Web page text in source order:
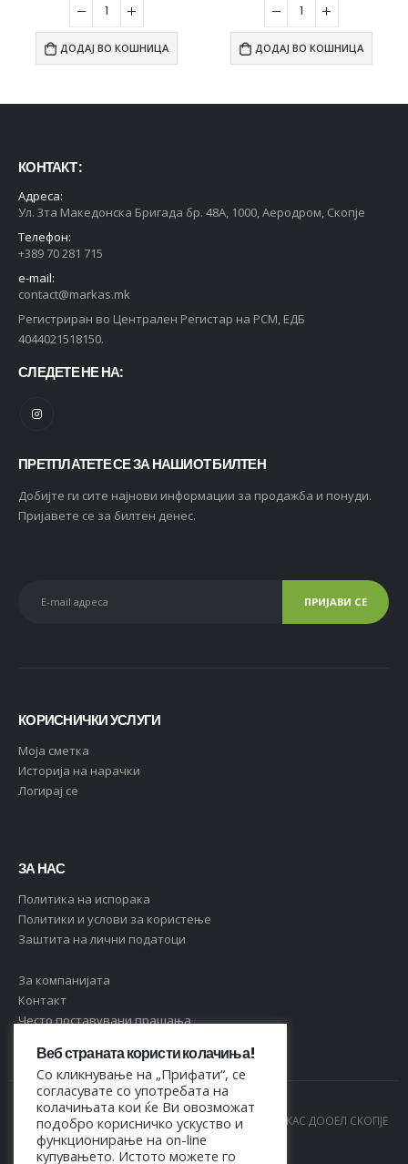
ДОДАЈ ВО КОШНИЦА ДОДАЈ ВО КОШНИЦА
КОНТАКТ :
Адреса:
Ул. 3та Македонска Бригада бр. 48А, 1000, Аеродром, Скопје
Телефон:
+389 70 281 715
e-mail:
contact@markas.mk
Регистриран во Централен Регистар на РСМ, ЕДБ
4044021518150.
СЛЕДЕТЕ НЕ НА:
ПРЕТПЛАТЕТЕ СЕ ЗА НАШИОТ БИЛТЕН
Добијте ги сите најнови информации за продажба и понуди.
Пријавете се за билтен денес.
КОРИСНИЧКИ УСЛУГИ
Moja сметка
Историја на нарачки
Логирај се
ЗА НАС
Политика на испорака
Политики и услови за користење
Заштита на лични податоци
За компанијата
Контакт
Често поставувани прашања
© Copyright 2021. Сите права се задржани од МАРКАС ДООЕЛ СКОПЈЕ
- 4044021518150
Веб страната користи колачиња!
Со кликнување на „Прифати“, се
согласувате со употребата на
колачињата кои ќе Ви овозможат
подобро корисничко ускуство и
функционирање на on-line
купувањето. Истото можете го